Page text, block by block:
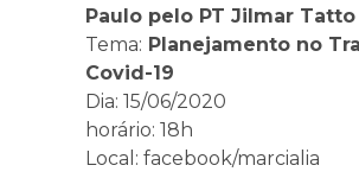
Paulo pelo PT Jilmar Tatto
Tema: Planejamento no
Covid-19
Dia: 15/06/2020
horário: 18h
Local: facebook/marcialia